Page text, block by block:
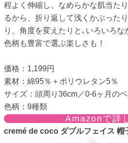
程よく伸縮し、なめらかな肌当た
るから、折り返して浅くかぶった
り、角度を変えたりと､いろいろな
色柄も豊富で選ぶ楽しさも！
価格：1,199円
素材：綿95％＋ポリウレタン5％
サイズ：頭周り36cm／0-6ヶ月の
色柄：9種類
Amazonで詳
cremé de coco ダブルフェイス 帽